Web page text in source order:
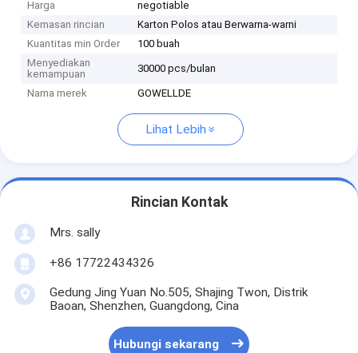
Harga
negotiable
Kemasan rincian
Karton Polos atau Berwarna-warni
Kuantitas min Order
100 buah
Menyediakan
kemampuan
30000 pcs/bulan
Nama merek GOWELLDE
Lihat Lebih
Rincian Kontak
Mrs. sally
+86 17722434326
Gedung Jing Yuan No.505, Shajing Twon, Distrik
Baoan, Shenzhen, Guangdong, Cina
Hubungi sekarang